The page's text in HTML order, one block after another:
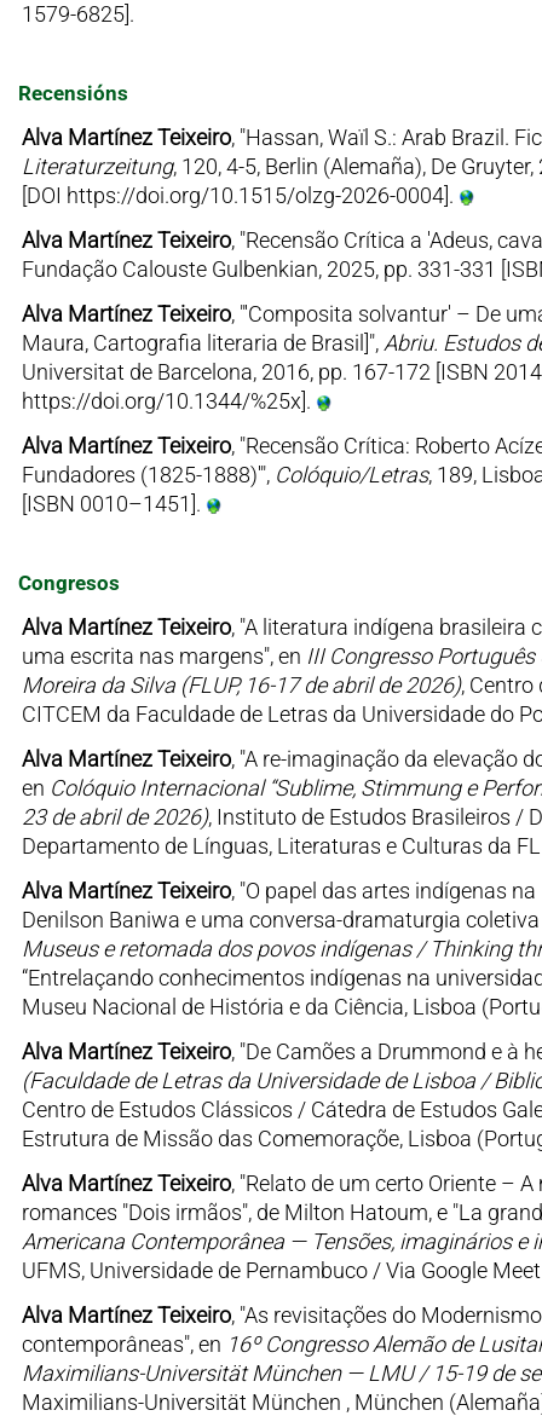
1579-6825].
Recensións
Alva Martínez Teixeiro, "Hassan, Waïl S.: Arab Brazil.
Literaturzeitung, 120, 4-5, Berlin (Alemaña), De
[DOI https://doi.org/10.1515/olzg-2026-0004].
Alva Martínez Teixeiro, "Recensão Crítica a 'Adeus,
Fundação Calouste Gulbenkian, 2025, pp. 331-331
Alva Martínez Teixeiro, "'Composita solvantur' – De
Maura, Cartografia literaria de Brasil]", Abriu. Estudos
Universitat de Barcelona, 2016, pp. 167-172 [ISBN
https://doi.org/10.1344/%25x].
Alva Martínez Teixeiro, "Recensão Crítica: Roberto
Fundadores (1825-1888)'", Colóquio/Letras, 189,
[ISBN 0010–1451].
Congresos
Alva Martínez Teixeiro, "A literatura indígena brasileira
uma escrita nas margens", en III Congresso
Moreira da Silva (FLUP, 16-17 de abril de 2026), Centro
CITCEM da Faculdade de Letras da Universidade do
Alva Martínez Teixeiro, "A re-imaginação da elevação
en Colóquio Internacional “Sublime, Stimmung e
23 de abril de 2026), Instituto de Estudos Brasileiros /
Departamento de Línguas, Literaturas e Culturas da
Alva Martínez Teixeiro, "O papel das artes indígenas
Denilson Baniwa e uma conversa-dramaturgia
Museus e retomada dos povos indígenas / Thinking
“Entrelaçando conhecimentos indígenas na
Museu Nacional de História e da Ciência, Lisboa
Alva Martínez Teixeiro, "De Camões a Drummond e à
(Faculdade de Letras da Universidade de Lisboa /
Centro de Estudos Clássicos / Cátedra de Estudos
Estrutura de Missão das Comemoraçõe, Lisboa
Alva Martínez Teixeiro, "Relato de um certo Oriente –
romances "Dois irmãos", de Milton Hatoum, e "La
Americana Contemporânea — Tensões, imaginários e
UFMS, Universidade de Pernambuco / Via Google
Alva Martínez Teixeiro, "As revisitações do
contemporâneas", en 16º Congresso Alemão de
Maximilians-Universität München — LMU / 15-19 de
Maximilians-Universität München , München